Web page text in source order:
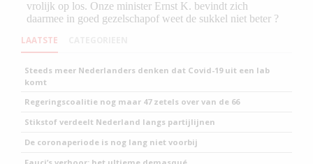
LAATSTE
Steeds meer Nederlanders denken dat Covid-19 uit een lab
komt
Regeringscoalitie nog maar 47 zetels over van de 66
Stikstof verdeelt Nederland langs partijlijnen
De coronaperiode is nog lang niet voorbij